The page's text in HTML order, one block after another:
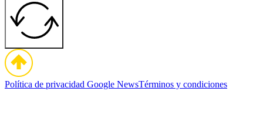
Política de privacidad Google NewsTérminos y condiciones